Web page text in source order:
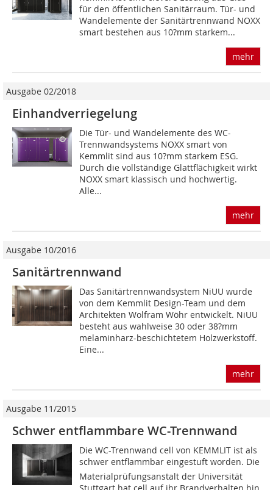
für den öffentlichen Sanitärraum. Tür- und
Wandelemente der Sanitärtrennwand NOXX
smart bestehen aus 10?mm starkem...
mehr
Ausgabe 02/2018
Einhandverriegelung
Die Tür- und Wandelemente des WC-
Trennwandsystems NOXX smart von
Kemmlit sind aus 10?mm starkem ESG.
Durch die vollständige Glattflächigkeit wirkt
NOXX smart klassisch und hochwertig.
Alle...
mehr
Ausgabe 10/2016
Sanitärtrennwand
Das Sanitärtrennwandsystem NiUU wurde
von dem Kemmlit Design-Team und dem
Architekten Wolfram Wöhr entwickelt. NiUU
besteht aus wahlweise 30 oder 38?mm
melaminharz-beschichtetem Holzwerkstoff.
Eine...
mehr
Ausgabe 11/2015
Schwer entflammbare WC-Trennwand
Die WC-Trennwand cell von KEMMLIT ist als
schwer entflammbar eingestuft worden. Die
Materialprüfungsanstalt der Universität